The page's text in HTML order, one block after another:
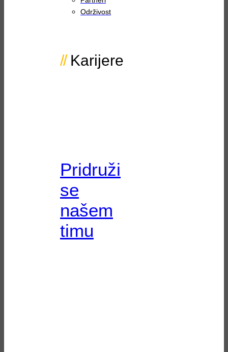
Održivost
Karijere
Pridruži
se
našem
timu